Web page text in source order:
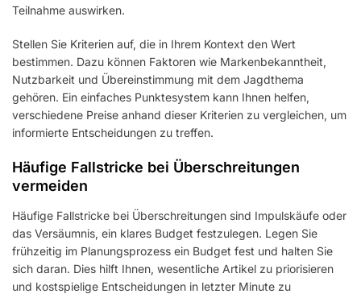
Teilnahme auswirken.
Stellen Sie Kriterien auf, die in Ihrem Kontext den Wert
bestimmen. Dazu können Faktoren wie Markenbekanntheit,
Nutzbarkeit und Übereinstimmung mit dem Jagdthema
gehören. Ein einfaches Punktesystem kann Ihnen helfen,
verschiedene Preise anhand dieser Kriterien zu vergleichen, um
informierte Entscheidungen zu treffen.
Häufige Fallstricke bei Überschreitungen
vermeiden
Häufige Fallstricke bei Überschreitungen sind Impulskäufe oder
das Versäumnis, ein klares Budget festzulegen. Legen Sie
frühzeitig im Planungsprozess ein Budget fest und halten Sie
sich daran. Dies hilft Ihnen, wesentliche Artikel zu priorisieren
und kostspielige Entscheidungen in letzter Minute zu